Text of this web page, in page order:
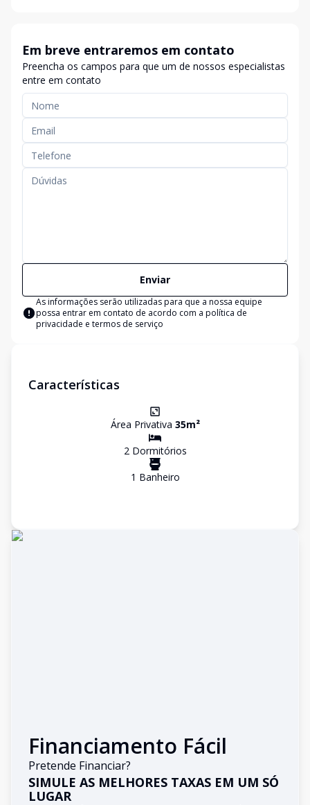
Em breve entraremos em contato
Preencha os campos para que um de nossos especialistas
entre em contato
Enviar
As informações serão utilizadas para que a nossa equipe
possa entrar em contato de acordo com a política de
privacidade e termos de serviço
Características
Área Privativa 35m²
2Dormitórios
1 Banheiro
Financiamento Fácil
Pretende Financiar?
SIMULE AS MELHORES TAXAS EM UM SÓ
LUGAR